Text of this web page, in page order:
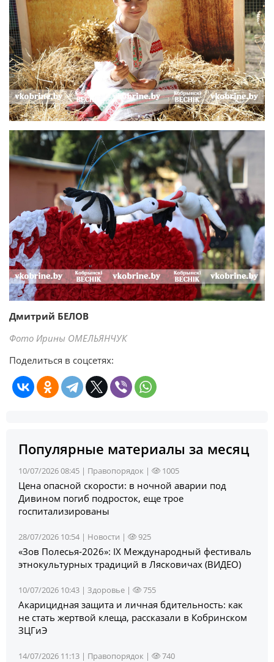
Дмитрий БЕЛОВ
Фото Ирины ОМЕЛЬЯНЧУК
Поделиться в соцсетях:
Популярные материалы за месяц
10/07/2026 08:45 | Правопорядок | 1005
Цена опасной скорости: в ночной аварии под
Дивином погиб подросток, еще трое
госпитализированы
28/07/2026 10:54 | Новости | 925
«Зов Полесья‑2026»: IX Международный фестиваль
этнокультурных традиций в Лясковичах (ВИДЕО)
10/07/2026 10:43 | Здоровье | 755
Акарицидная защита и личная бдительность: как
не стать жертвой клеща, рассказали в Кобринском
ЗЦГиЭ
14/07/2026 11:13 | Правопорядок | 740